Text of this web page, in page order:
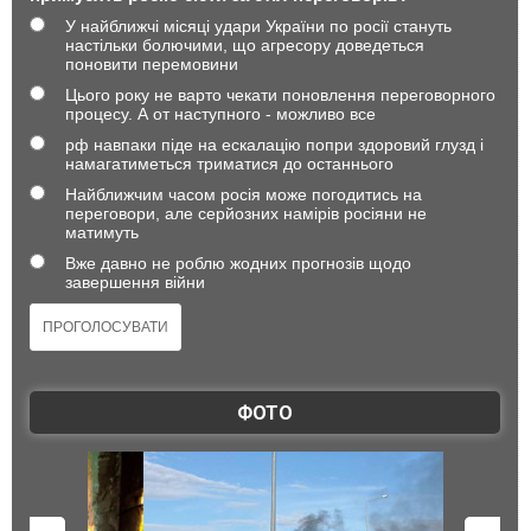
У найближчі місяці удари України по росії стануть
настільки болючими, що агресору доведеться
поновити перемовини
Цього року не варто чекати поновлення переговорного
процесу. А от наступного - можливо все
рф навпаки піде на ескалацію попри здоровий глузд і
намагатиметься триматися до останнього
Найближчим часом росія може погодитись на
переговори, але серйозних намірів росіяни не
матимуть
Вже давно не роблю жодних прогнозів щодо
завершення війни
ФОТО